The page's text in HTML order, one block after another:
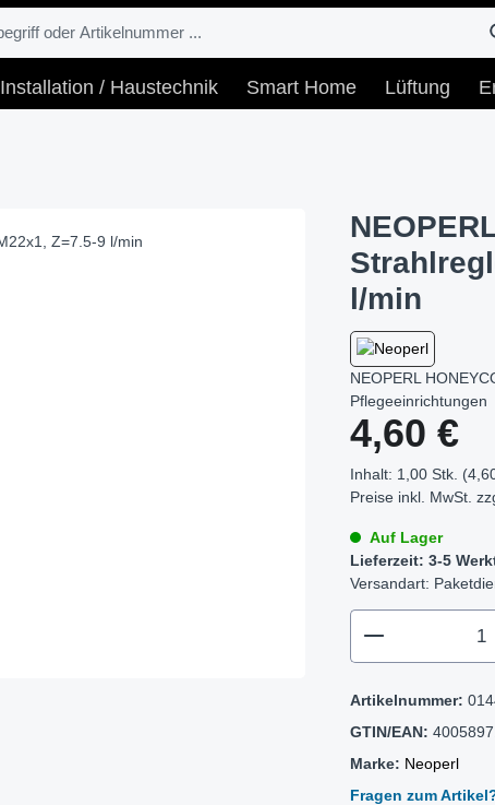
Installation / Haustechnik Smart Home Lüftung
l/min
NEOPERL
Pflegeeinrichtungen
Regulärer Preis:
4,60 €
Inhalt: 1,00 Stk.
Preise inkl. MwSt.
Auf Lager
Lieferzeit: 3-5
Versandart:
Artikelnummer:
GTIN/EAN:
Marke: Neoperl
Fragen zum